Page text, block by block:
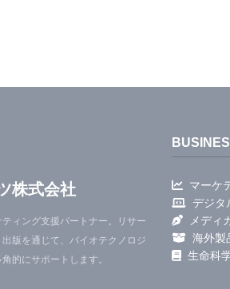
同研究者には、HCIIの助教授であ
生大学院の重症治療医学と医療政
「Ignore, Trust or Negotiate：
in Health Care
ブルグで開催されたAssociation
in Computing Systems（コンピ
株式会社
ィング支援パートナー。リサー
版を通じて、バイオテクノロジ
的にサポートします。
マーケ
デジタ
メディ
海外製
生命科